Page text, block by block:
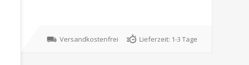
Versandkostenfrei Lieferzeit: 1-3 Tage